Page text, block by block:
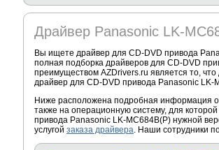
Драйвер Panasonic LK-
Вы ищете драйвер для CD-DVD привода
полная подборка драйверов для CD-DVD
преимуществом AZDrivers.ru является то,
драйвер для CD-DVD привода Panasonic LK-
Ниже расположена подробная информация
также на операционную систему, для
привода Panasonic LK-MC684B(P) нужной
услугой заказа драйвера. Наши сотрудники